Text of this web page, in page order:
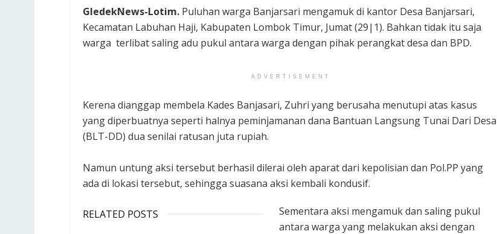
GledekNews-Lotim. Puluhan warga Banjarsari mengamuk di kantor Desa Banjarsari,
Kecamatan Labuhan Haji, Kabupaten Lombok Timur, Jumat (29|1). Bahkan tidak itu saja
warga terlibat saling adu pukul antara warga dengan pihak perangkat desa dan BPD.
ADVERTISEMENT
Kerena dianggap membela Kades Banjasari, Zuhri yang berusaha menutupi atas kasus
yang diperbuatnya seperti halnya peminjamanan dana Bantuan Langsung Tunai Dari Desa
(BLT-DD) dua senilai ratusan juta rupiah.‎
Namun untung aksi tersebut berhasil dilerai oleh aparat dari kepolisian dan Pol.PP yang
ada di lokasi tersebut, sehingga suasana aksi kembali kondusif.
RELATED POSTS
Sementara aksi mengamuk dan saling pukul
antara warga yang melakukan aksi dengan